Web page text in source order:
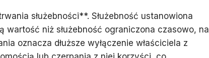
służebności**. Służebność ustanowiona
wartość niż służebność ograniczona czasowo, na
oznacza dłuższe wyłączenie właściciela z